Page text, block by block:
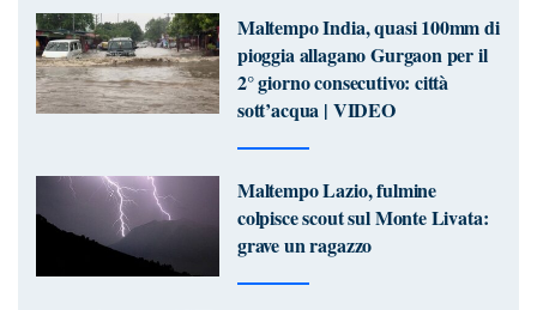
Maltempo India, quasi 100mm di
pioggia allagano Gurgaon per il
2° giorno consecutivo: città
sott’acqua | VIDEO
Maltempo Lazio, fulmine
colpisce scout sul Monte Livata:
grave un ragazzo